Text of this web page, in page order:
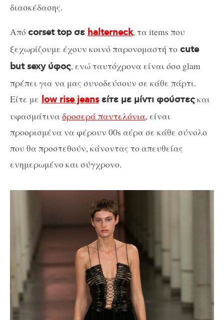
διασκέδασης.
Απόcorset top σε halterneck, τα items που
ξεχωρίζουμε έχουν κοινό παρονομαστή το cute
but sexy ύφος, ενώ ταυτόχρονα είναι όσο glam
πρέπει για να μας συνοδεύσουν σε κάθε πάρτι.
Είτε με low rise jeansείτε με μίντι φούστεςκαι
υφασμάτιναδροσερά παντελόνια, είναι
προορισμένα να φέρουν 00s αέρα σε κάθε σύνολο
που θα προστεθούν, κάνοντας το απευθείας
ενημερωμένο και σύγχρονο.